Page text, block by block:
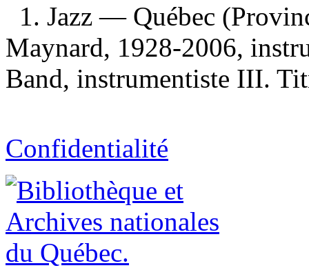
1. Jazz — Québec
Maynard, 1928-2006,
Band, instrumentiste III.
Confidentialité